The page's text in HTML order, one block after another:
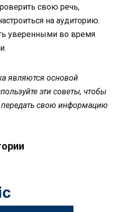
свою речь,
на аудиторию.
уверенными во время
являются основой
эти советы, чтобы
свою информацию